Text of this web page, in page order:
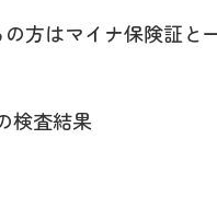
方はマイナ保険証と
検査結果